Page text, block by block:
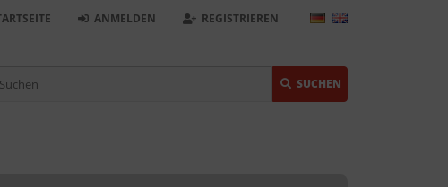
REGISTRIEREN
ANMELDEN
SUCHEN